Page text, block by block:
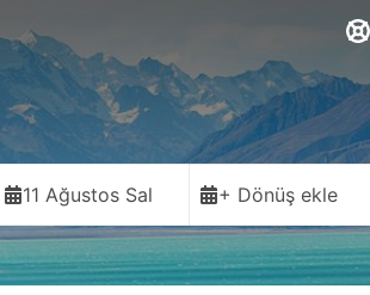
11 Ağustos Sal + Dönüş ekle